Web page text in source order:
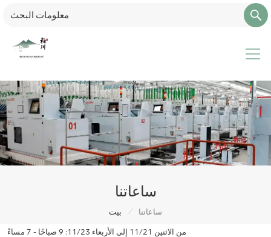
ساعاتنا
بيت / ساعاتنا
من الاثنين 11/21 إلى الأربعاء 11/23: 9 صباحًا - 7 مساءً